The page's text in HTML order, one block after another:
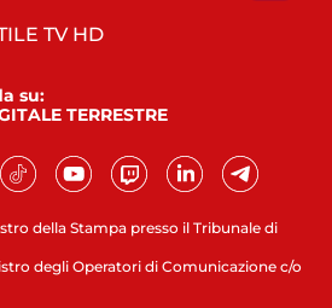
della Stampa presso il Tribunale di
degli Operatori di Comunicazione c/o
TV HD
su:
TERRESTRE